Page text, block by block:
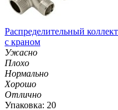
Распределительный
с краном
Ужасно
Плохо
Нормально
Хорошо
Отлично
Упаковка: 20